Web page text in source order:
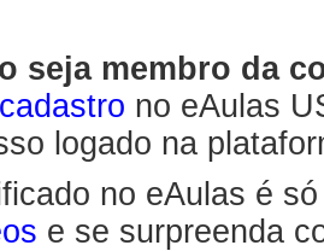
seja membro da
no eAulas
logado na
no eAulas é
e se surpreenda